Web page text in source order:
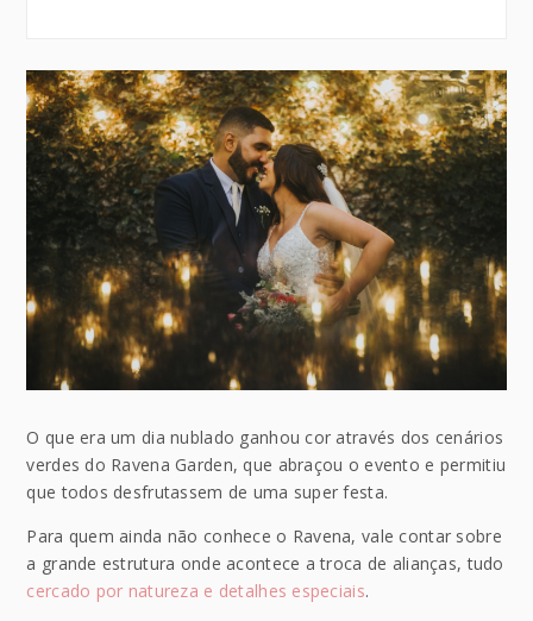
O que era um dia nublado ganhou cor através dos cenários
verdes do Ravena Garden, que abraçou o evento e permitiu
que todos desfrutassem de uma super festa.
Para quem ainda não conhece o Ravena, vale contar sobre
a grande estrutura onde acontece a troca de alianças, tudo
cercado por natureza e detalhes especiais.